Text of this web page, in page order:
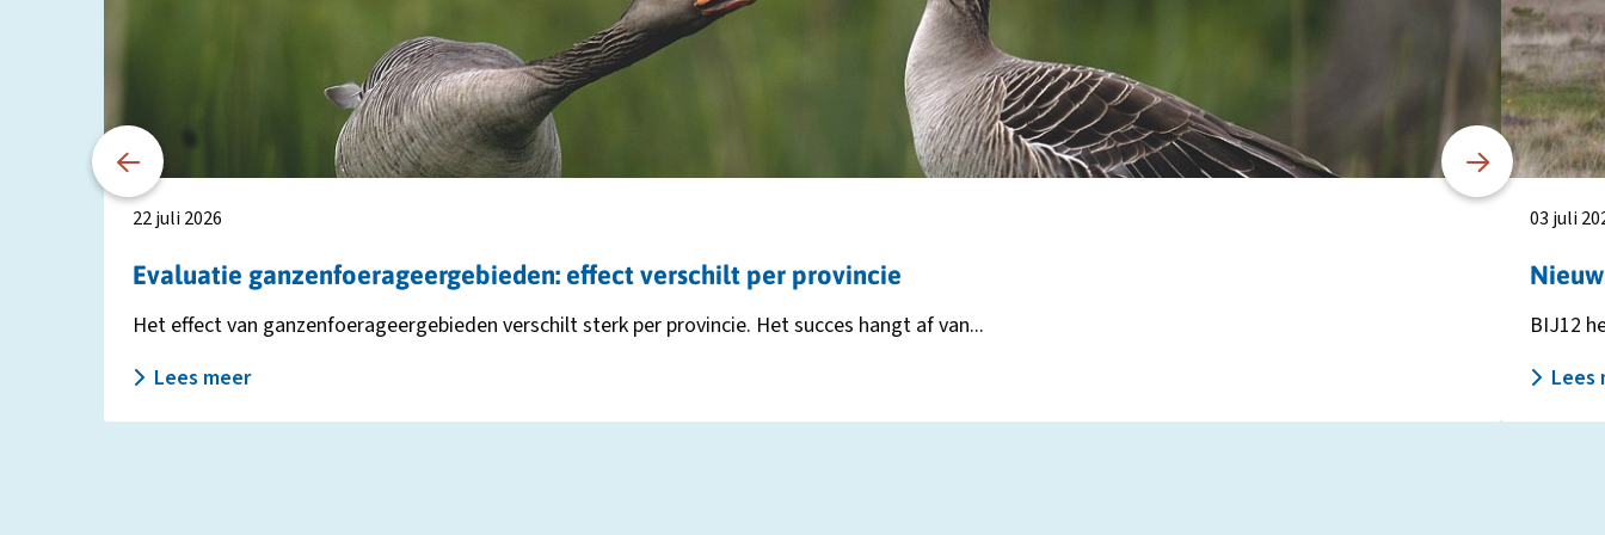
Evaluatie ganzenfoerageergebieden: effect verschilt per provincie
22 juli 2026
Het effect van ganzenfoerageergebieden verschilt sterk per provincie. Het succes hangt af van...
Lees meer
provincie
03 juli
BIJ12
Lees
bij
taxatie
vanaf
1
juli
2026